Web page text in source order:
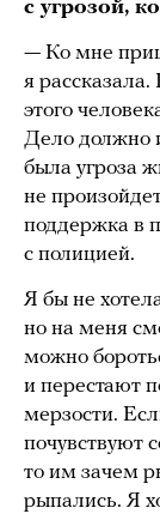
с угрозой,
— Ко мне
я
этого
Дело должно
была угроза
не
поддержка в
с полицией.
Я бы не
но на меня
можно
и перестают
мерзости.
почувствуют
то им зачем
рыпались. Я